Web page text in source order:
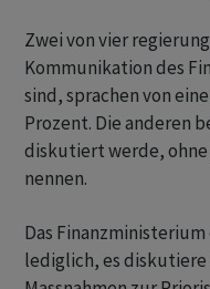
Zwei von vier
Kommunikation ​des
sind, sprachen von
Prozent. Die anderen
diskutiert werde,
nennen.
Das
lediglich, es